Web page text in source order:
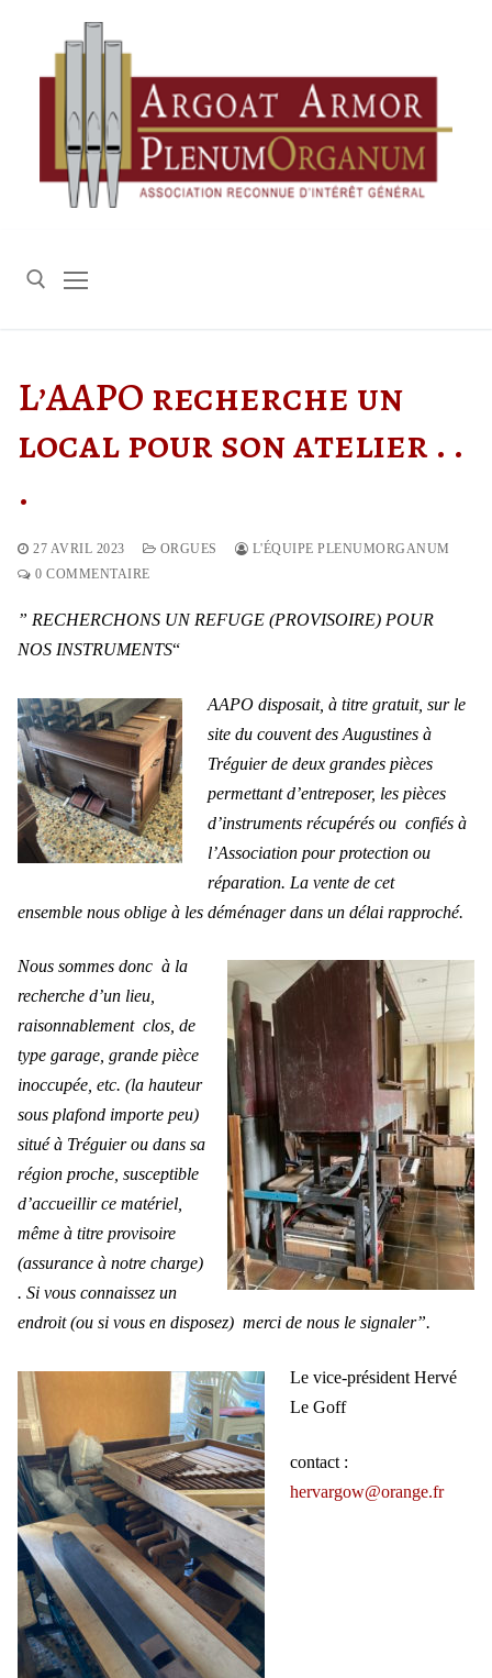
contenu
L’AAPO recherche un
local pour son atelier . .
.
27 AVRIL 2023 ORGUES
L'ÉQUIPE PLENUMORGANUM
0 COMMENTAIRE
” RECHERCHONS UN REFUGE (PROVISOIRE) POUR
NOS INSTRUMENTS“
AAPO disposait, à titre gratuit, sur le
site du couvent des Augustines à
Tréguier de deux grandes pièces
permettant d’entreposer, les pièces
d’instruments récupérés ou confiés à
l’Association pour protection ou
réparation. La vente de cet
ensemble nous oblige à les déménager dans un délai rapproché.
Nous sommes donc à la
recherche d’un lieu,
raisonnablement clos, de
type garage, grande pièce
inoccupée, etc. (la hauteur
sous plafond importe peu)
situé à Tréguier ou dans sa
région proche, susceptible
d’accueillir ce matériel,
même à titre provisoire
(assurance à notre charge)
. Si vous connaissez un
endroit (ou si vous en disposez) merci de nous le signaler”.
Le vice-président Hervé
Le Goff
contact :
hervargow@orange.fr